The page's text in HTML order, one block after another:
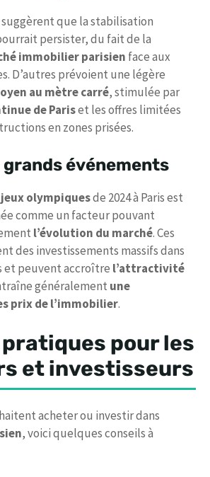
que la stabilisation
persister, du fait de la
immobilier parisien face aux
D’autres prévoient une légère
au mètre carré, stimulée par
de Pariset les offres limitées
en zones prisées.
événements
jeux olympiquesde 2024 à Paris est
comme un facteur pouvant
l’évolution du marché. Ces
des investissements massifs dans
et peuvent accroître l’attractivité
généralement une
prix de l’immobilier.
pour les
et investisseurs
acheter ou investir dans
, voici quelques conseils à